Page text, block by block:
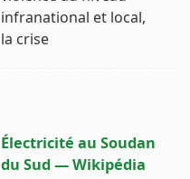
infranational et local,
la crise
Électricité au Soudan
du Sud — Wikipédia